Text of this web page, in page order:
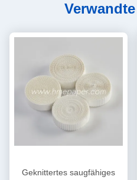
Geknittertes saugfähiges